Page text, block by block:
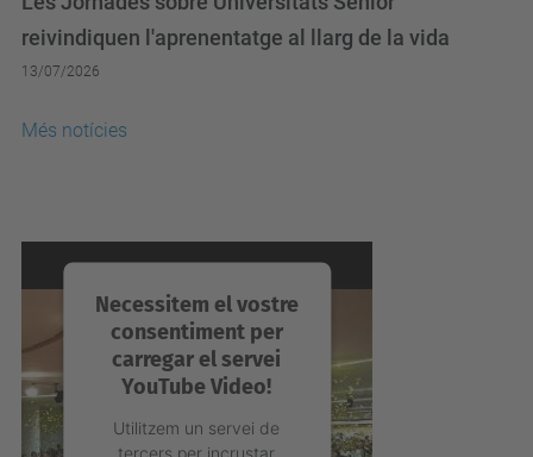
reivindiquen l'aprenentatge al llarg de la vida
13/07/2026
Més notícies
Necessitem el vostre
consentiment per
carregar el servei
YouTube Video!
Utilitzem un servei de
tercers per incrustar